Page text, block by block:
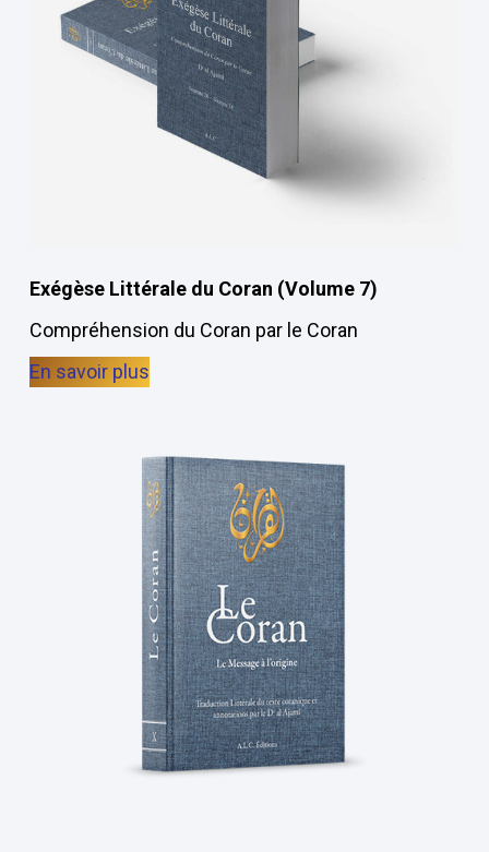
Exégèse Littérale du Coran (Volume 7)
Compréhension du Coran par le Coran
En savoir plus